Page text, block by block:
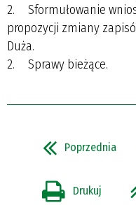
2. Sformułowanie
propozycji zmiany
Duża.
2. Sprawy bieżące.
Poprzednia
Drukuj